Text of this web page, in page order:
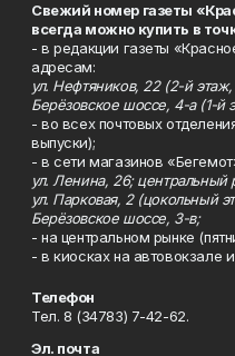
Свежий номер газеты
всегда можно купить в
- в редакции газеты
адресам:
ул. Нефтяников, 22 (2-й этаж,
Берёзовское шоссе, 4-а (1-й
- во всех почтовых
выпуски);
- в сети магазинов
ул. Ленина, 26;
ул. Парковая, 2 (цокольный
Берёзовское шоссе, 3-в;
- на центральном рынке
- в киосках на автовокзале
Телефон
Тел. 8 (34783) 7-42-62.
Эл. почта